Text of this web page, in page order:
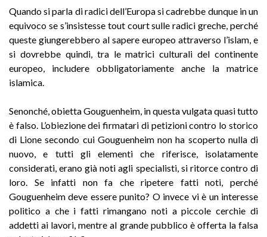
Quando si parla di radici dell’Europa si cadrebbe dunque in un
equivoco se s’insistesse tout court sulle radici greche, perché
queste giungerebbero al sapere europeo attraverso l’islam, e
si dovrebbe quindi, tra le matrici culturali del continente
europeo, includere obbligatoriamente anche la matrice
islamica.
Senonché, obietta Gouguenheim, in questa vulgata quasi tutto
è falso. L’obiezione dei firmatari di petizioni contro lo storico
di Lione secondo cui Gouguenheim non ha scoperto nulla di
nuovo, e tutti gli elementi che riferisce, isolatamente
considerati, erano già noti agli specialisti, si ritorce contro di
loro. Se infatti non fa che ripetere fatti noti, perché
Gouguenheim deve essere punito? O invece vi è un interesse
politico a che i fatti rimangano noti a piccole cerchie di
addetti ai lavori, mentre al grande pubblico è offerta la falsa